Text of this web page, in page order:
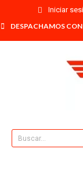
Iniciar
DESPACHAMOS